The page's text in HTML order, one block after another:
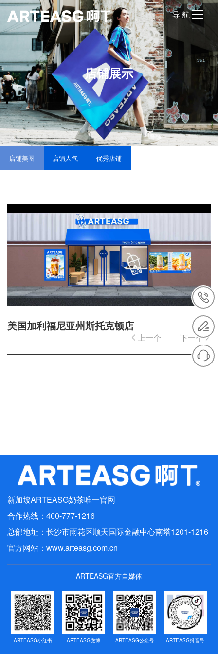
导 航
网站首页
品牌故事
品牌历程
品牌文化
品牌维权
产品展示
饼干茶
鲜果系列
有机奶系列
加盟合作
合作须知
合作流程
合作优势
合作支持
媒体报道
联系我们
店铺展示
店铺美图 店铺人气 优秀店铺
美国加利福尼亚州斯托克顿店
上一个 下一个
新加坡ARTEASG奶茶唯一官网
合作热线：400-777-1216
总部地址：长沙市雨花区顺天国际金融中心南塔1201-1216
官方网站： www.arteasg.com.cn
ARTEASG官方自媒体
ARTEASG小红书 ARTEASG微博 ARTEASG公众号 ARTEASG抖音号